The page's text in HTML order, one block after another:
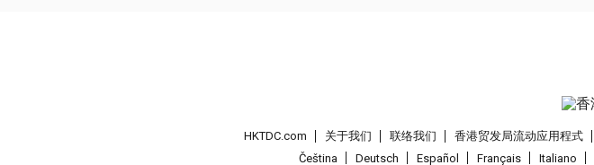
HKTDC.com 关于我们 联络我们 香港贸发局流动应用程式
Čeština
Deutsch Español Français Italiano